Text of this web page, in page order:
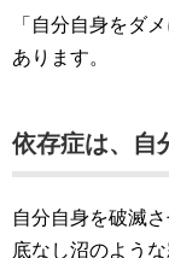
「自分自身をダ
あります。
依存症は、自
自分自身を破滅
底なし沼のよう